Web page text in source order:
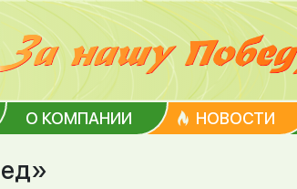
О КОМПАНИИ НОВОСТИ